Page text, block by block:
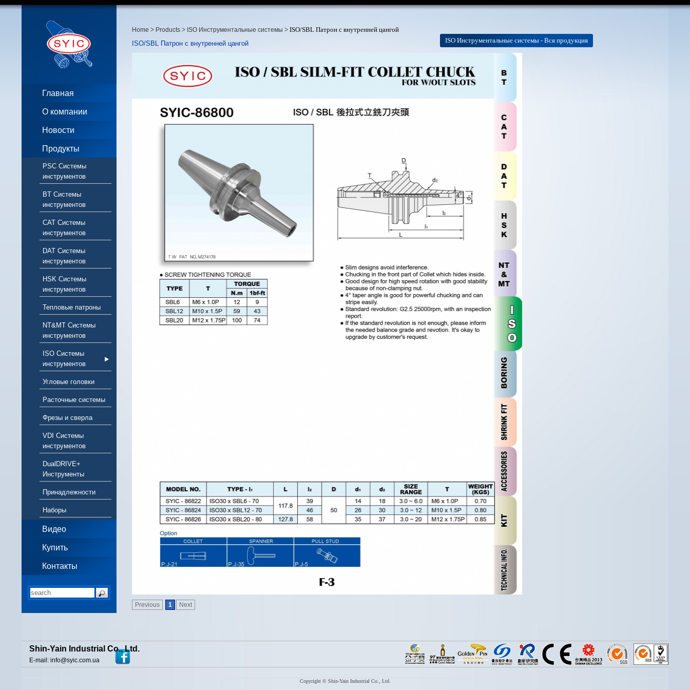
Главная
О компании
Новости
Продукты
PSC Системы
инструментов
BT Системы
инструментов
CAT Системы
инструментов
DAT Системы
инструментов
HSK Системы
инструментов
Тепловые патроны
NT&MT Системы
инструментов
ISO Системы
инструментов
Угловые головки
Расточные системы
Фрезы и сверла
VDI Системы
инструментов
DualDRIVE+
Инструменты
Принадлежности
Наборы
Видео
Купить
Контакты
Home > Products > ISO Инструментальные системы > ISO/SBL Патрон с внутренней цангой
ISO Инструментальные системы - Вся продукция
ISO/SBL Патрон с внутренней цангой
Previous 1 Next
Shin-Yain Industrial Co., Ltd.
E-mail: info@syic.com.ua
Copyright © Shin-Yain Industrial Co., Ltd.